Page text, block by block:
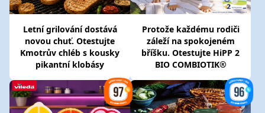
Letní grilování dostává
novou chuť. Otestujte
Kmotrův chléb s kousky
pikantní klobásy
Protože každému rodiči
záleží na spokojeném
bříšku. Otestujte HiPP 2
BIO COMBIOTIK®